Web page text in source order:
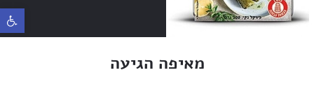
פתח
מאיפה הגיעה